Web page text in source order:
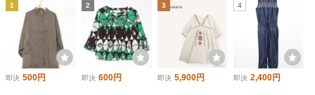
1
即決 500円
2
即決 600円
3
即決 5,900円
4
即決 2,400円